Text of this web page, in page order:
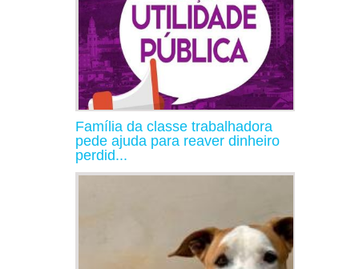
Família da classe trabalhadora
pede ajuda para reaver dinheiro
perdid...